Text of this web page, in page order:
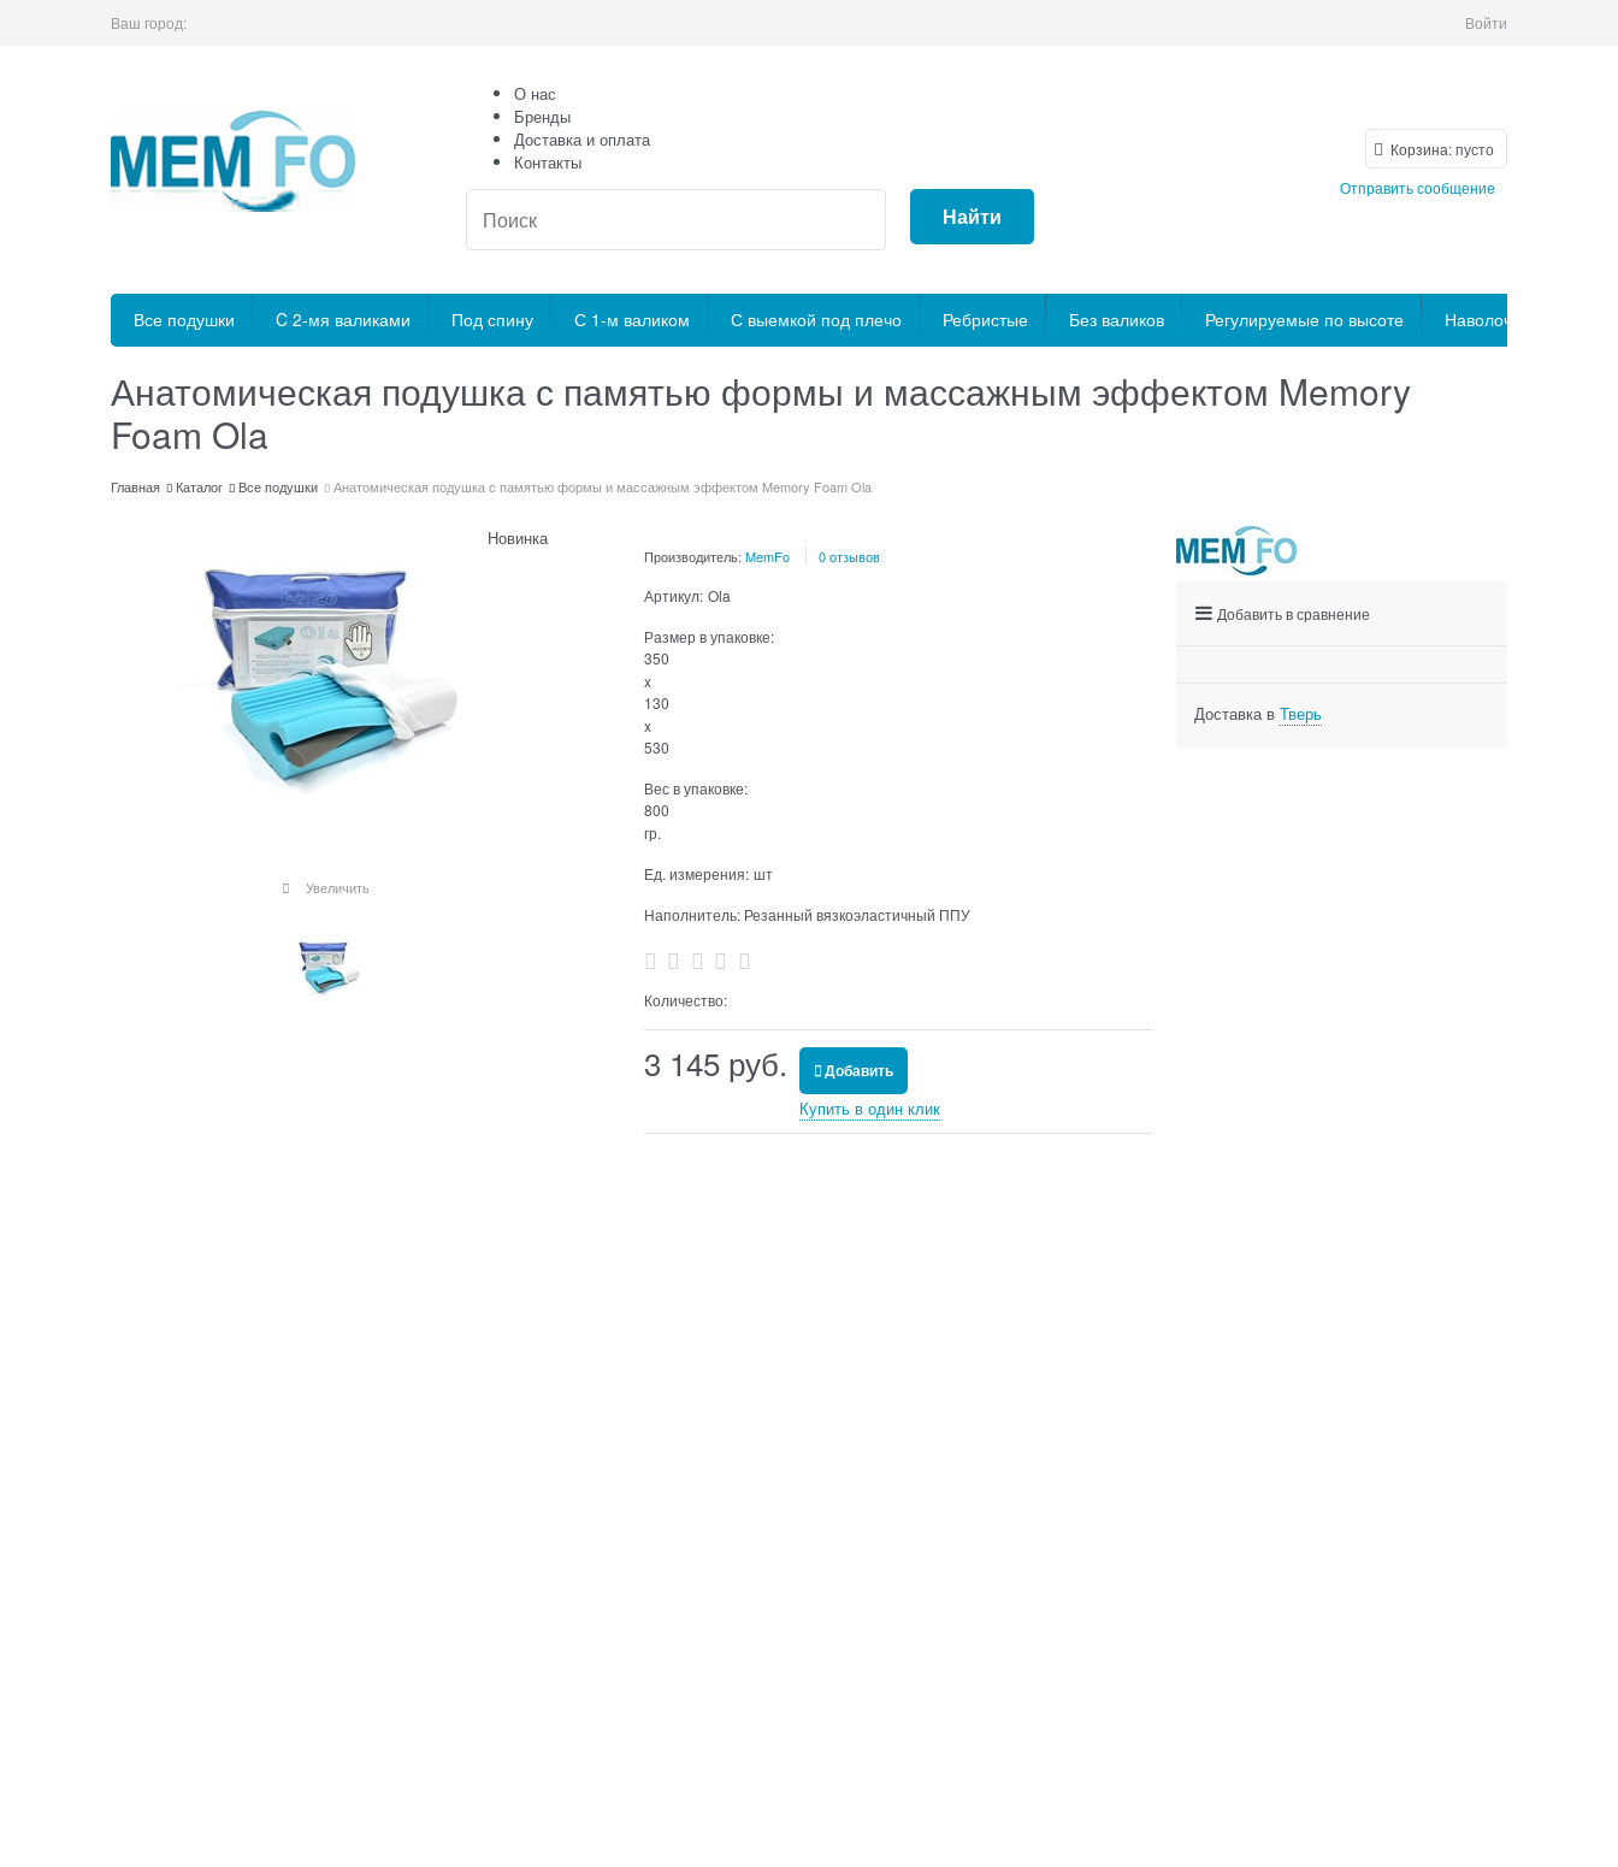
Ваш город: Войти
О нас
Бренды
Доставка и оплата
Контакты
Найти
Корзина:пусто
Отправить сообщение
Все подушки C 2-мя валиками Под спину С 1-м валиком С выемкой под плечо Ребристые Без валиков Регулируемые по высоте Наволочки
Анатомическая подушка с памятью формы и массажным эффектом Memory
Foam Ola
Главная Каталог Все подушки Анатомическая подушка с памятью формы и массажным эффектом Memory Foam Ola
Новинка
Увеличить
Производитель: MemFo 0 отзывов
Артикул: Ola
Размер в упаковке:
350
x
130
x
530
Вес в упаковке:
800
гр.
Ед. измерения: шт
Наполнитель: Резанный вязкоэластичный ППУ
Количество:
3 145 руб. Добавить
Купить в один клик
Добавить в сравнение
Доставка в Тверь